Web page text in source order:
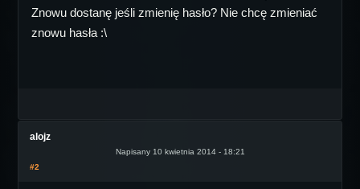
Znowu dostanę jeśli zmienię hasło? Nie chcę zmieniać
znowu hasła :\
alojz
Napisany 10 kwietnia 2014 - 18:21
#2